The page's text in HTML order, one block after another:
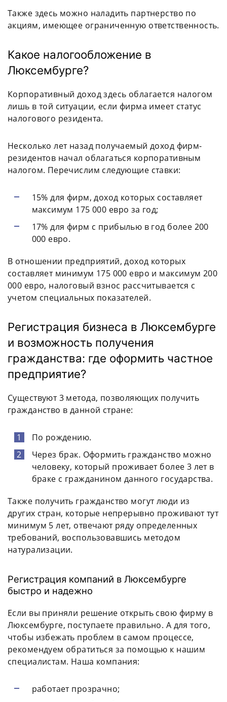
Также здесь можно наладить партнерство по
акциям, имеющее ограниченную ответственность.
Какое налогообложение в
Люксембурге?
Корпоративный доход здесь облагается налогом
лишь в той ситуации, если фирма имеет статус
налогового резидента.
Несколько лет назад получаемый доход фирм-
резидентов начал облагаться корпоративным
налогом. Перечислим следующие ставки:
15% для фирм, доход которых составляет
максимум 175 000 евро за год;
17% для фирм с прибылью в год более 200
000 евро.
В отношении предприятий, доход которых
составляет минимум 175 000 евро и максимум 200
000 евро, налоговый взнос рассчитывается с
учетом специальных показателей.
Регистрация бизнеса в Люксембурге
и возможность получения
гражданства: где оформить частное
предприятие?
Существуют 3 метода, позволяющих получить
гражданство в данной стране:
По рождению.
Через брак. Оформить гражданство можно
человеку, который проживает более 3 лет в
браке с гражданином данного государства.
Также получить гражданство могут люди из
других стран, которые непрерывно проживают тут
минимум 5 лет, отвечают ряду определенных
требований, воспользовавшись методом
натурализации.
Регистрация компаний в Люксембурге
быстро и надежно
Если вы приняли решение открыть свою фирму в
Люксембурге, поступаете правильно. А для того,
чтобы избежать проблем в самом процессе,
рекомендуем обратиться за помощью к нашим
специалистам. Наша компания:
работает прозрачно;